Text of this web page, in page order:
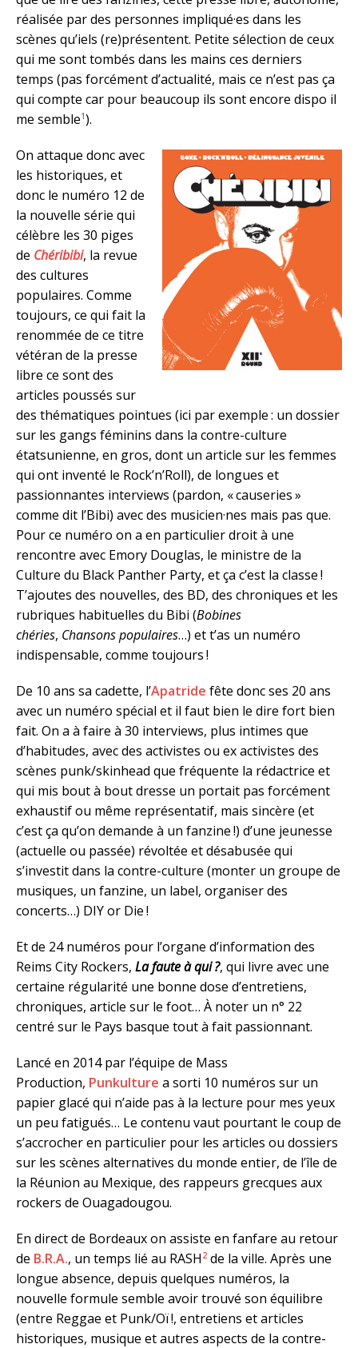
réalisée par des personnes impliqué·es dans les
scènes qu’iels (re)présentent. Petite sélection de ceux
qui me sont tombés dans les mains ces derniers
temps (pas forcément d’actualité, mais ce n’est pas ça
qui compte car pour beaucoup ils sont encore dispo il
me semble1).
On attaque donc avec
les historiques, et
donc le numéro 12 de
la nouvelle série qui
célèbre les 30 piges
de Chéribibi, la revue
des cultures
populaires. Comme
toujours, ce qui fait la
renommée de ce titre
vétéran de la presse
libre ce sont des
articles poussés sur
des thématiques pointues (ici par exemple : un dossier
sur les gangs féminins dans la contre-culture
étatsunienne, en gros, dont un article sur les femmes
qui ont inventé le Rock’n’Roll), de longues et
passionnantes interviews (pardon, « causeries »
comme dit l’Bibi) avec des musicien·nes mais pas que.
Pour ce numéro on a en particulier droit à une
rencontre avec Emory Douglas, le ministre de la
Culture du Black Panther Party, et ça c’est la classe !
T’ajoutes des nouvelles, des BD, des chroniques et les
rubriques habituelles du Bibi (Bobines
chéries, Chansons populaires…) et t’as un numéro
indispensable, comme toujours !
De 10 ans sa cadette, l’Apatride fête donc ses 20 ans
avec un numéro spécial et il faut bien le dire fort bien
fait. On a à faire à 30 interviews, plus intimes que
d’habitudes, avec des activistes ou ex activistes des
scènes punk/skinhead que fréquente la rédactrice et
qui mis bout à bout dresse un portait pas forcément
exhaustif ou même représentatif, mais sincère (et
c’est ça qu’on demande à un fanzine !) d’une jeunesse
(actuelle ou passée) révoltée et désabusée qui
s’investit dans la contre-culture (monter un groupe de
musiques, un fanzine, un label, organiser des
concerts…) DIY or Die !
Et de 24 numéros pour l’organe d’information des
Reims City Rockers, La faute à qui ?, qui livre avec une
certaine régularité une bonne dose d’entretiens,
chroniques, article sur le foot… À noter un n° 22
centré sur le Pays basque tout à fait passionnant.
Lancé en 2014 par l’équipe de Mass
Production, Punkulture a sorti 10 numéros sur un
papier glacé qui n’aide pas à la lecture pour mes yeux
un peu fatigués… Le contenu vaut pourtant le coup de
s’accrocher en particulier pour les articles ou dossiers
sur les scènes alternatives du monde entier, de l’île de
la Réunion au Mexique, des rappeurs grecques aux
rockers de Ouagadougou.
En direct de Bordeaux on assiste en fanfare au retour
de B.R.A., un temps lié au RASH 2 de la ville. Après une
longue absence, depuis quelques numéros, la
nouvelle formule semble avoir trouvé son équilibre
(entre Reggae et Punk/Oï !, entretiens et articles
historiques, musique et autres aspects de la contre-